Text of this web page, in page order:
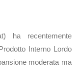
ha recentemente
Interno Lordo
moderata ma